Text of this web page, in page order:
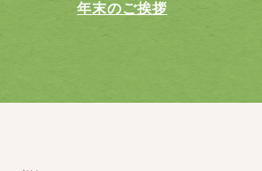
年末のご挨拶